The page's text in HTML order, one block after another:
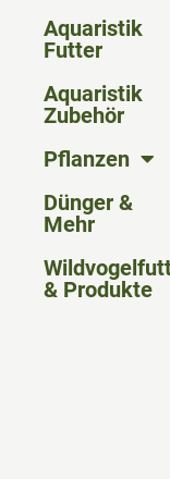
Aquaristik
Futter
Aquaristik
Zubehör
Pflanzen
Dünger &
Mehr
& Produkte